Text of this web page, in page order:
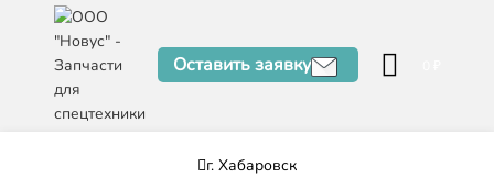
Оставить заявку
г. Хабаровск